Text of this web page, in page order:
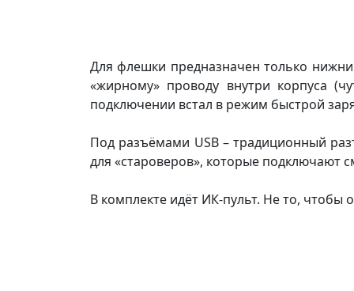
Для флешки предназначен только
«жирному» проводу внутри корпуса
подключении встал в режим быстрой
Под разъёмами USB – традиционный
для «староверов», которые подключают
В комплекте идёт ИК-пульт. Не то, чтобы